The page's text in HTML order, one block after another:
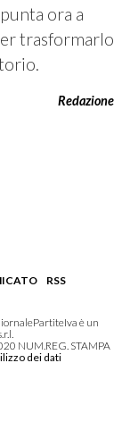
ora a
trasformarlo
Redazione
RSS
è un
NUM.REG. STAMPA
dei dati